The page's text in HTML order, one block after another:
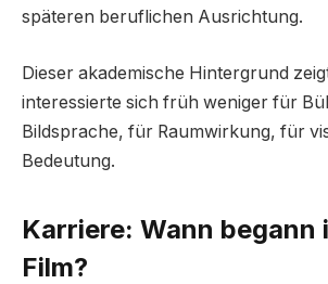
späteren beruflichen Ausrichtung.
Dieser akademische Hintergrund
interessierte sich früh weniger für
Bildsprache, für Raumwirkung, für
Bedeutung.
Karriere: Wann begann
Film?